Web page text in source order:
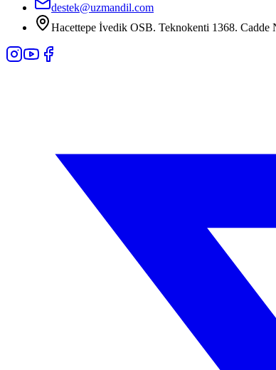
destek@uzmandil.com
Hacettepe İvedik OSB. Teknokenti 1368.